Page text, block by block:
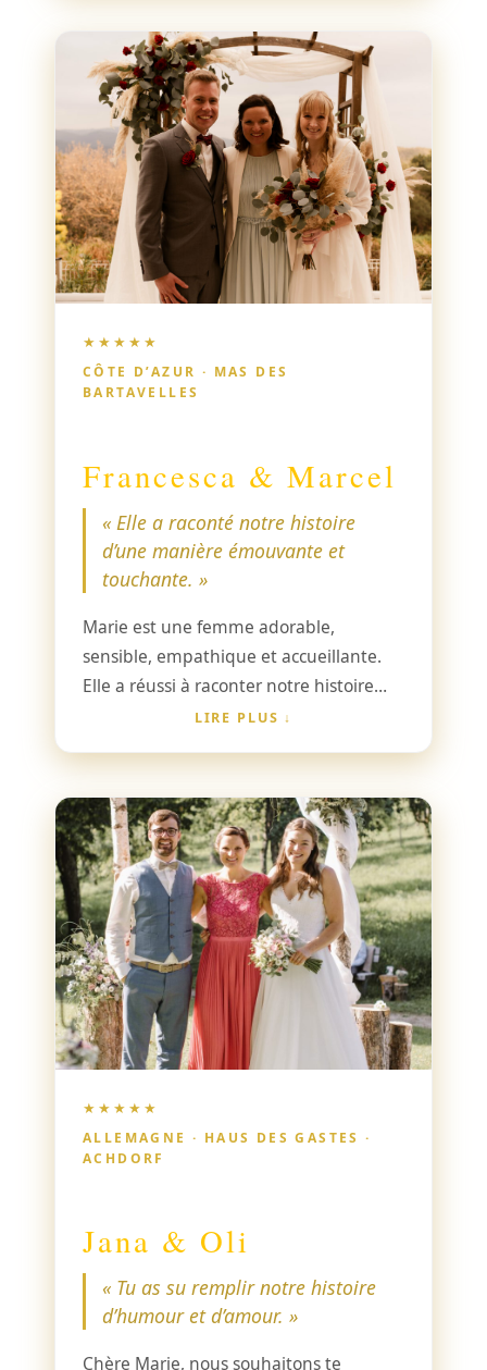
dont la manière chaleureuse et
sympathique nous a enthousiasmés
dès le début. Marie est une
organisatrice de mariage qui a du cœur.
Pour nous, elle était bien plus qu’une
officiante : elle a planifié le mariage
avec nous et a organisé de nombreuses
choses importantes sur place, comme
nous mettre en contact avec un
photographe, une esthéticienne et une
adéquat et faire office d’interprète.
★★★★★
CÔTE D’AZUR · MAS DES
BARTAVELLES
Francesca & Marcel
« Elle a raconté notre histoire
d’une manière émouvante et
touchante. »
Marie est une femme adorable,
sensible, empathique et accueillante.
Elle a réussi à raconter notre histoire
d’une manière très émouvante et
discours très varié grâce à différents
procédés rhétoriques. Nous apprécions
beaucoup tout l’effort que Marie a
investi dans notre histoire lors de nos
rendez-vous, mais aussi pendant nos
nombreux échanges par messages.
LIRE PLUS
★★★★★
ALLEMAGNE · HAUS DES GASTES ·
ACHDORF
Jana & Oli
« Tu as su remplir notre histoire
d’humour et d’amour. »
Chère Marie, nous souhaitons te